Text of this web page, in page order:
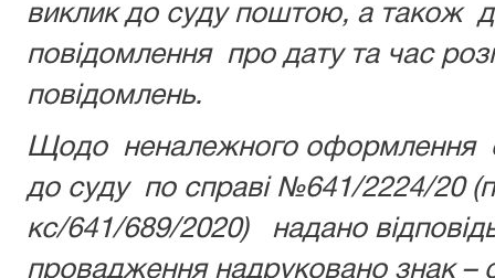
виклик до суду поштою, а також
повідомлення про дату та час
повідомлень.
Щодо неналежного оформлення
до суду по справі №641/2224/20
кс/641/689/2020) надано
провадження надруковано знак –